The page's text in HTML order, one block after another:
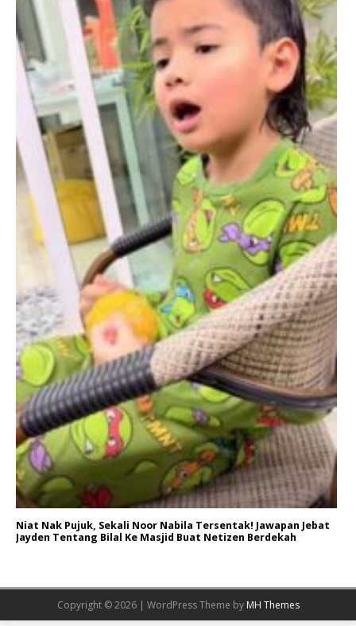
Niat Nak Pujuk, Sekali Noor Nabila Tersentak! Jawapan Jebat
Jayden Tentang Bilal Ke Masjid Buat Netizen Berdekah
Copyright © 2026 | WordPress Theme by MH Themes